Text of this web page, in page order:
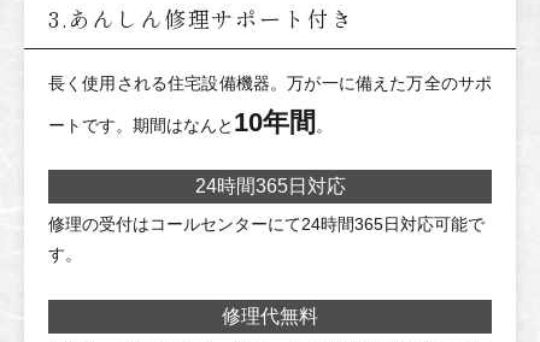
3.あんしん修理サポート付き
長く使用される住宅設備機器。万が一に備えた万全のサポ
ートです。期間はなんと 10年間 。
24時間365日対応
修理の受付はコールセンターにて24時間365日対応可能で
す。
修理代無料